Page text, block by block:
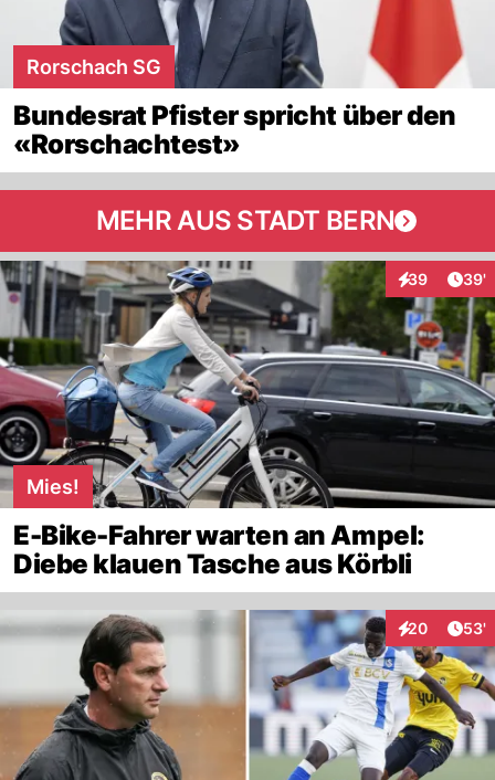
Rorschach SG
Bundesrat Pfister spricht über den
«Rorschachtest»
MEHR AUS STADT BERN
39
Interaktionen
39'
Mies!
E-Bike-Fahrer warten an Ampel:
Diebe klauen Tasche aus Körbli
20
Interaktionen
53'